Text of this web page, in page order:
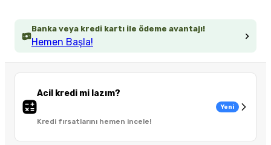
Banka veya kredi kartı ile ödeme avantajı!
Hemen Başla!
Acil kredi mi lazım?
Kredi fırsatlarını hemen incele!
Yeni